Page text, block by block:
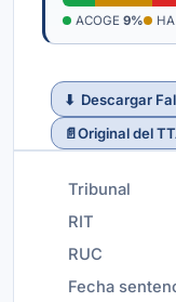
ACOGE 9%
⬇ Descargar
📄Original del
Tribunal
RIT
RUC
Fecha